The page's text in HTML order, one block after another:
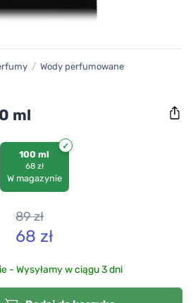
/ Wody perfumowane
ml
100 ml
68 zł
W magazynie
89zł
68 zł
- Wysyłamy w ciągu 3 dni